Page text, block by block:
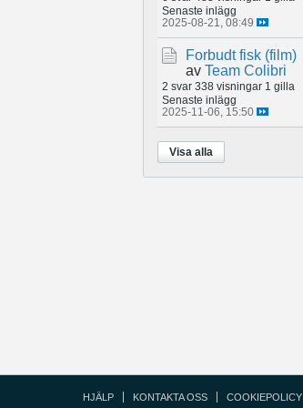
Senaste inlägg
2025-08-21, 08:49
Forbudt fisk (film)
av Team Colibri
2 svar 338 visningar 1 gilla
Senaste inlägg
2025-11-06, 15:50
Visa alla
HJÄLP KONTAKTA OSS COOKIEPOLICY